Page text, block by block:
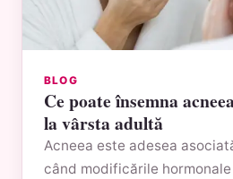
BLOG
Ce poate însemna
la vârsta adultă
Acneea este adesea
când modificările